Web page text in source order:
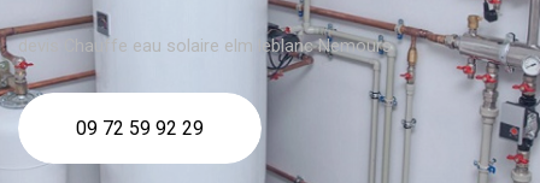
devis Chauffe eau solaire elm leblanc Nemours
09 72 59 92 29